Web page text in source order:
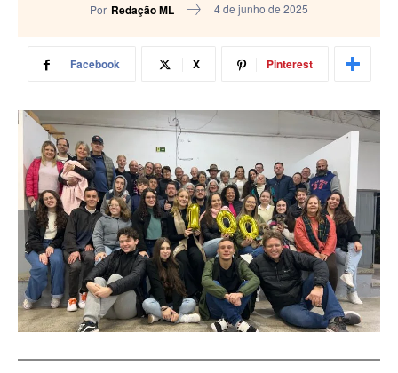
Por Redação ML 4 de junho de 2025
Facebook X Pinterest